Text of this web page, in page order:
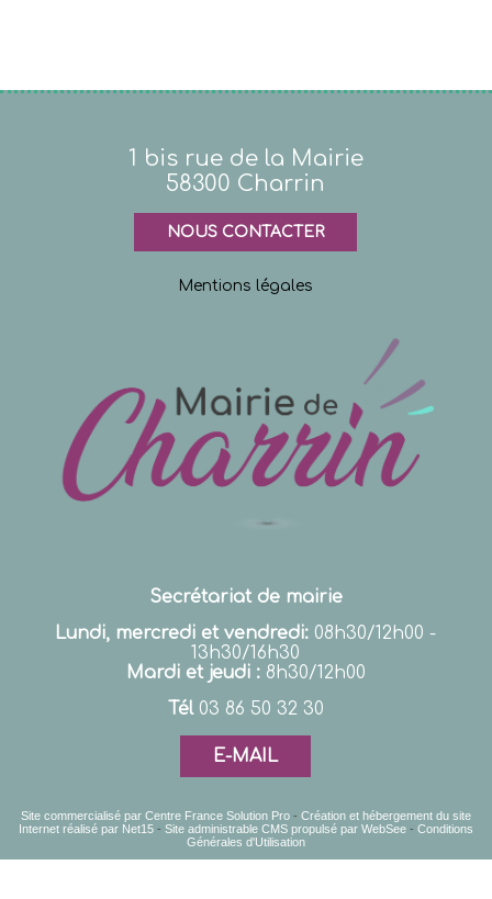
1 bis rue de la Mairie
58300 Charrin
NOUS CONTACTER
Mentions légales
Secrétariat de mairie
Lundi, mercredi et vendredi: 08h30/12h00 -
13h30/16h30
Mardi et jeudi : 8h30/12h00
Tél03 86 50 32 30
E-MAIL
Site commercialisé par Centre France Solution Pro - Création et hébergement du site
Internet réalisé par Net15 - Site administrable CMS propulsé par WebSee - Conditions
Générales d'Utilisation